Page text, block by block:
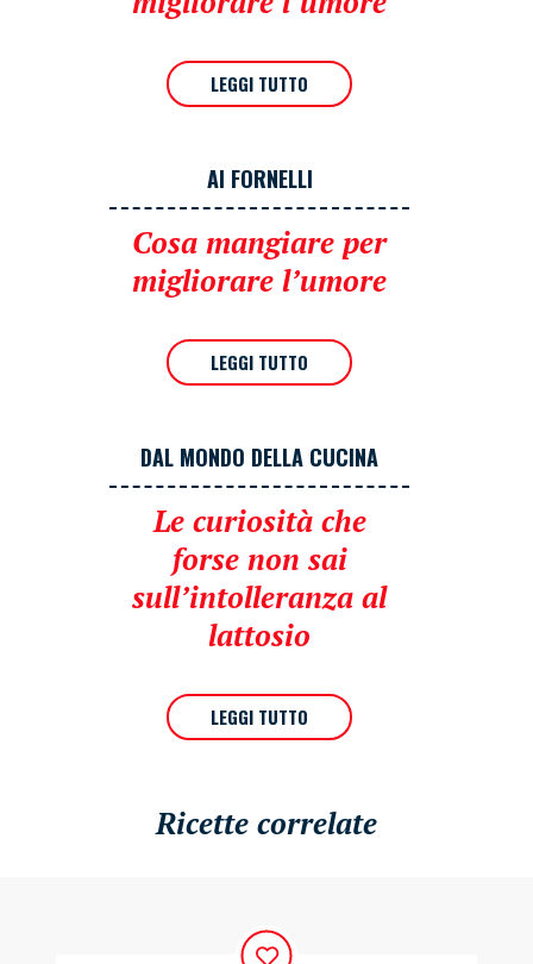
LEGGI TUTTO
AI FORNELLI
Cosa mangiare per
migliorare l’umore
LEGGI TUTTO
DAL MONDO DELLA CUCINA
Le curiosità che
forse non sai
sull’intolleranza al
lattosio
LEGGI TUTTO
Ricette correlate